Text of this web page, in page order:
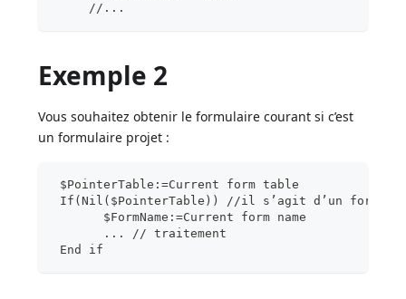
//...
Exemple 2
Vous souhaitez obtenir le formulaire courant si c’est
un formulaire projet :
$PointerTable:=Current form table
If(Nil($PointerTable)) //il s’agit d’un
$FormName:=Current form name
... // traitement
End if